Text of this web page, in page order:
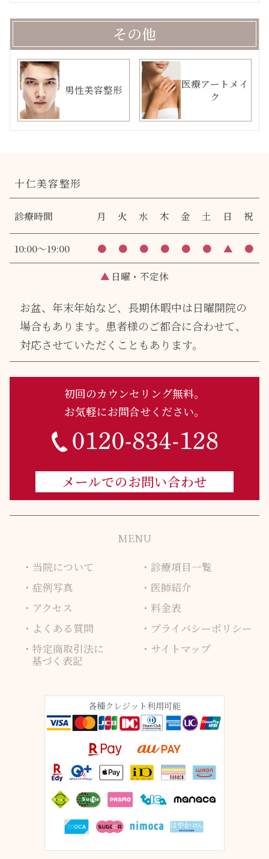
その他
男性美容整形
医療アートメイ
ク
十仁美容整形
診療時間 月 火 水 木 金 土 日 祝
10:00～19:00 ● ● ● ● ● ● ▲ ●
▲ 日曜・不定休
お盆、年末年始など、長期休暇中は日曜開院の
場合もあります。 患者様のご都合に合わせて、
対応させていただくこともあります。
初回のカウンセリング無料。
お気軽にお問合せください。
メールでのお問い合わせ
MENU
当院について
診療項目一覧
症例写真
医師紹介
アクセス
料金表
よくある質問
プライバシーポリシー
特定商取引法に
基づく表記
サイトマップ
各種クレジット利用可能